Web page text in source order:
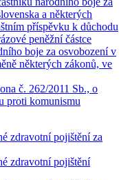
a některých
příspěvku k důchodu
peněžní částce
boje za osvobození v
některých zákonů, ve
č. 262/2011 Sb., o
proti komunismu
zdravotní pojištění za
zdravotní pojištění